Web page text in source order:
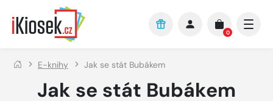
Přejít na hlavní obsah
0
E-knihy Jak se stát Bubákem
Jak se stát Bubákem